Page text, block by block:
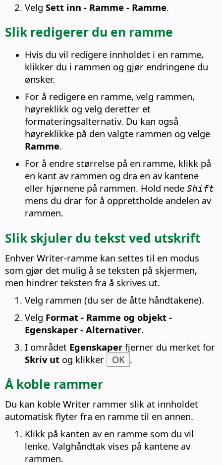
Velg Sett inn - Ramme - Ramme.
Slik redigerer du en ramme
Hvis du vil redigere innholdet i en ramme,
klikker du i rammen og gjør endringene du
ønsker.
For å redigere en ramme, velg rammen,
høyreklikk og velg deretter et
formateringsalternativ. Du kan også
høyreklikke på den valgte rammen og velge
Ramme.
For å endre størrelse på en ramme, klikk på
en kant av rammen og dra en av kantene
eller hjørnene på rammen. Hold nede Shift
mens du drar for å opprettholde andelen av
rammen.
Slik skjuler du tekst ved utskrift
Enhver Writer-ramme kan settes til en modus
som gjør det mulig å se teksten på skjermen,
men hindrer teksten fra å skrives ut.
Velg rammen (du ser de åtte håndtakene).
Velg Format - Ramme og objekt -
Egenskaper - Alternativer.
I området Egenskaper fjerner du merket for
Skriv ut og klikker OK .
Å koble rammer
Du kan koble Writer rammer slik at innholdet
automatisk flyter fra en ramme til en annen.
Klikk på kanten av en ramme som du vil
lenke. Valghåndtak vises på kantene av
rammen.